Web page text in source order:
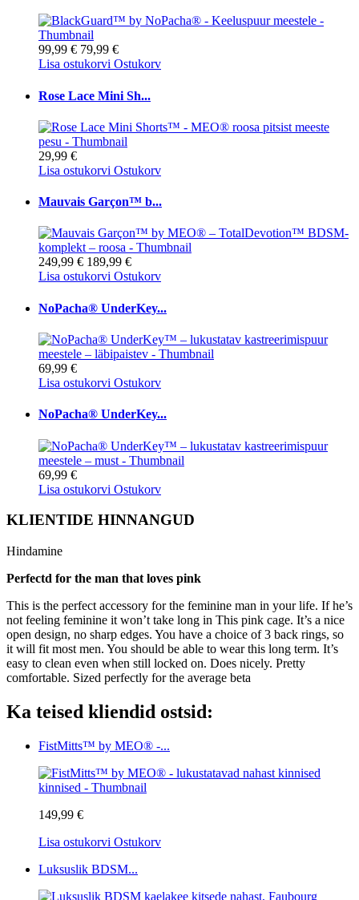
99,99 € 79,99 €
Lisa ostukorvi Ostukorv
Rose Lace Mini Sh...
29,99 €
Lisa ostukorvi Ostukorv
Mauvais Garçon™ b...
249,99 € 189,99 €
Lisa ostukorvi Ostukorv
NoPacha® UnderKey...
69,99 €
Lisa ostukorvi Ostukorv
NoPacha® UnderKey...
69,99 €
Lisa ostukorvi Ostukorv
KLIENTIDE HINNANGUD
Hindamine
Perfectd for the man that loves pink
This is the perfect accessory for the feminine man in your life. If he’s
not feeling feminine it won’t take long in This pink cage. It’s a nice
open design, no sharp edges. You have a choice of 3 back rings, so
it will fit most men. You should be able to wear this long term. It’s
easy to clean even when still locked on. Does nicely. Pretty
comfortable. Sized perfectly for the average beta
Ka teised kliendid ostsid:
FistMitts™ by MEO® -...
149,99 €
Lisa ostukorvi Ostukorv
Luksuslik BDSM...